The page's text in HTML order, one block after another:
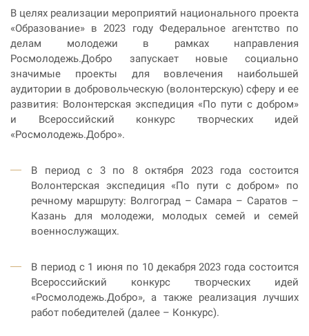
В целях реализации мероприятий национального проекта
«Образование» в 2023 году Федеральное агентство по
делам молодежи в рамках направления
Росмолодежь.Добро запускает новые социально
значимые проекты для вовлечения наибольшей
аудитории в добровольческую (волонтерскую) сферу и ее
развития: Волонтерская экспедиция «По пути с добром»
и Всероссийский конкурс творческих идей
«Росмолодежь.Добро».
В период с 3 по 8 октября 2023 года состоится
Волонтерская экспедиция «По пути с добром» по
речному маршруту: Волгоград – Самара – Саратов –
Казань для молодежи, молодых семей и семей
военнослужащих.
В период с 1 июня по 10 декабря 2023 года состоится
Всероссийский конкурс творческих идей
«Росмолодежь.Добро», а также реализация лучших
работ победителей (далее – Конкурс).